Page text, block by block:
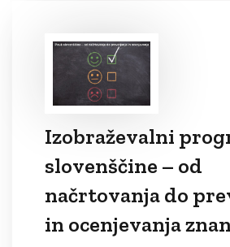
Izobraževalni
slovenščine – od
načrtovanja do
in ocenjevanja